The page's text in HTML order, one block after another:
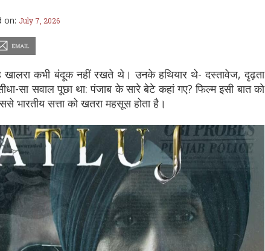
on: July 7, 2026
कभी बंदूक नहीं रखते थे। उनके हथियार थे- दस्तावेज, दृढ़ता
सा सवाल पूछा था: पंजाब के सारे बेटे कहां गए? फिल्म इसी बात को
भारतीय सत्ता को खतरा महसूस होता है।